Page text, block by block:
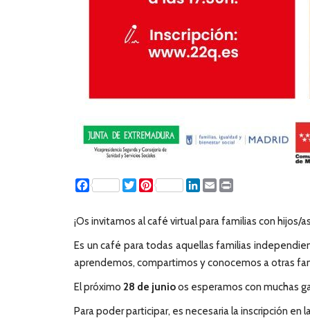
Facebook TwitterPinterest LinkedIn
Email
¡Os invitamos al café virtual para familias con hijos/
Es un café para todas aquellas familias
aprendemos, compartimos y conocemos a otras
El próximo 28 de junioos esperamos con muchas
Para poder participar, es necesaria la inscripción en